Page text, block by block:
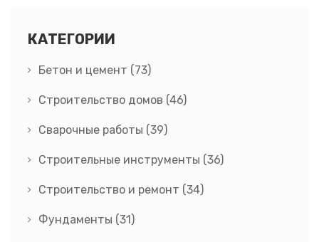
КАТЕГОРИИ
Бетон и цемент (73)
Строительство домов (46)
Сварочные работы (39)
Строительные инструменты (36)
Строительство и ремонт (34)
Фундаменты (31)